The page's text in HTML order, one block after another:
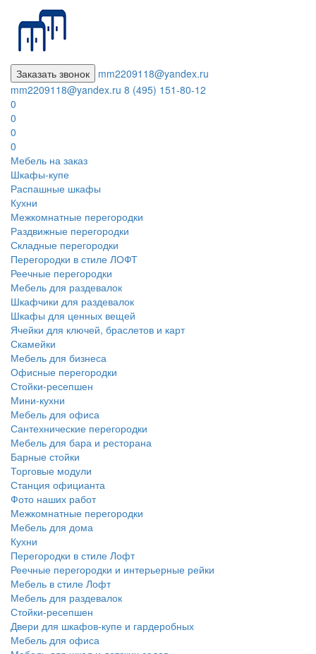
Заказать звонок
mm2209118@yandex.ru
mm2209118@yandex.ru 8 (495) 151-80-12
0
0
0
0
Мебель на заказ
Шкафы-купе
Распашные шкафы
Кухни
Межкомнатные перегородки
Раздвижные перегородки
Складные перегородки
Перегородки в стиле ЛОФТ
Реечные перегородки
Мебель для раздевалок
Шкафчики для раздевалок
Шкафы для ценных вещей
Ячейки для ключей, браслетов и карт
Скамейки
Мебель для бизнеса
Офисные перегородки
Стойки-ресепшен
Мини-кухни
Мебель для офиса
Сантехнические перегородки
Мебель для бара и ресторана
Барные стойки
Торговые модули
Станция официанта
Фото наших работ
Межкомнатные перегородки
Мебель для дома
Кухни
Перегородки в стиле Лофт
Реечные перегородки и интерьерные рейки
Мебель в стиле Лофт
Мебель для раздевалок
Стойки-ресепшен
Двери для шкафов-купе и гардеробных
Мебель для офиса